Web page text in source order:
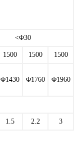
<Φ30
1500 1500 1500
Φ1430 Φ1760 Φ1960
1.5 2.2 3